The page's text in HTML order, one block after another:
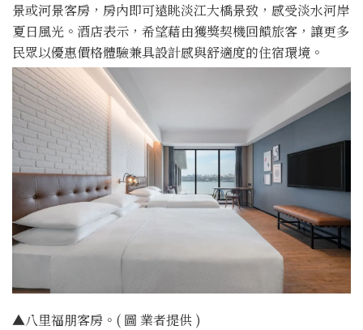
景或河景客房，房內即可遠眺淡江大橋景致，感受淡水河岸
夏日風光。酒店表示，希望藉由獲獎契機回饋旅客，讓更多
民眾以優惠價格體驗兼具設計感與舒適度的住宿環境。
▲八里福朋客房。( 圖 業者提供 )